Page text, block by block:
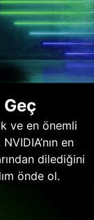
ve en önemli
en
dilediğini
önde ol.